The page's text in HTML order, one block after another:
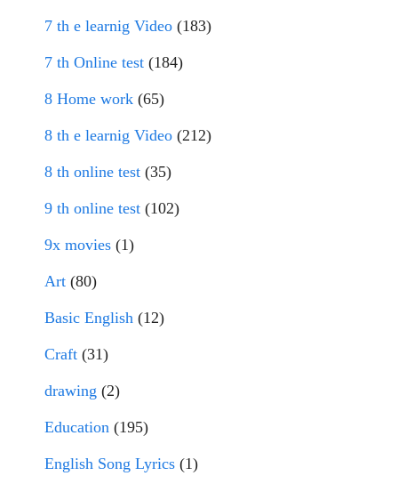
7 th e learnig Video (183)
7 th Online test (184)
8 Home work (65)
8 th e learnig Video (212)
8 th online test (35)
9 th online test (102)
9x movies (1)
Art (80)
Basic English (12)
Craft (31)
drawing (2)
Education (195)
English Song Lyrics (1)